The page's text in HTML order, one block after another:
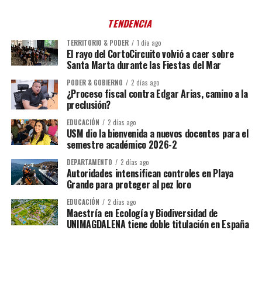
TENDENCIA
TERRITORIO & PODER 1 día ago
El rayo del CortoCircuito volvió a caer sobre
Santa Marta durante las Fiestas del Mar
PODER & GOBIERNO 2 días ago
¿Proceso fiscal contra Edgar Arias, camino a la
preclusión?
EDUCACIÓN 2 días ago
USM dio la bienvenida a nuevos docentes para el
semestre académico 2026-2
DEPARTAMENTO 2 días ago
Autoridades intensifican controles en Playa
Grande para proteger al pez loro
EDUCACIÓN 2 días ago
Maestría en Ecología y Biodiversidad de
UNIMAGDALENA tiene doble titulación en España